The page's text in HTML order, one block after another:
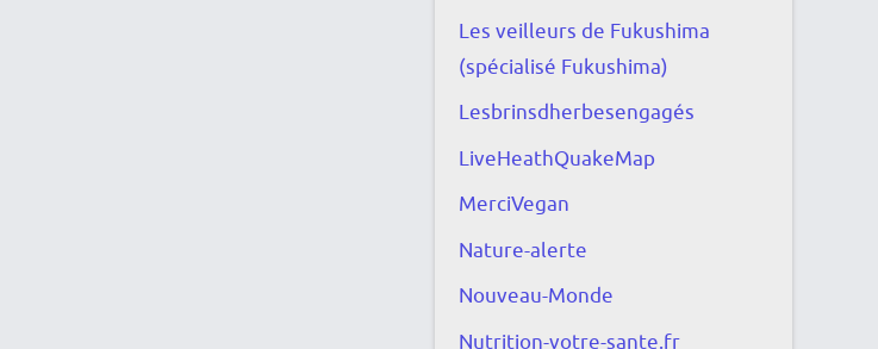
Les veilleurs de Fukushima
(spécialisé Fukushima)
Lesbrinsdherbesengagés
LiveHeathQuakeMap
MerciVegan
Nature-alerte
Nouveau-Monde
Nutrition-votre-sante.fr